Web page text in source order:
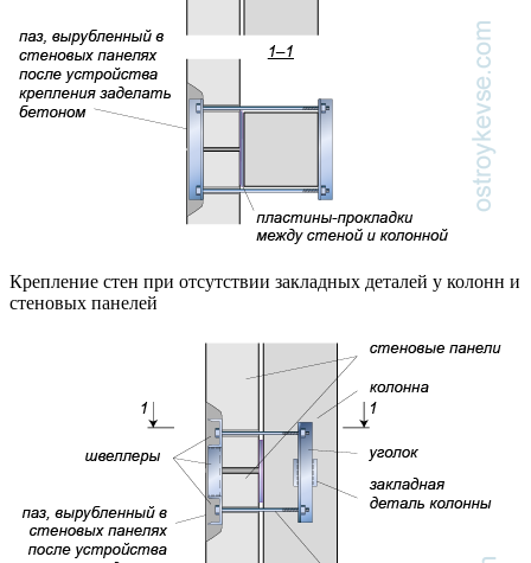
Крепление стен при отсутствии закладных деталей у колонн и
стеновых панелей